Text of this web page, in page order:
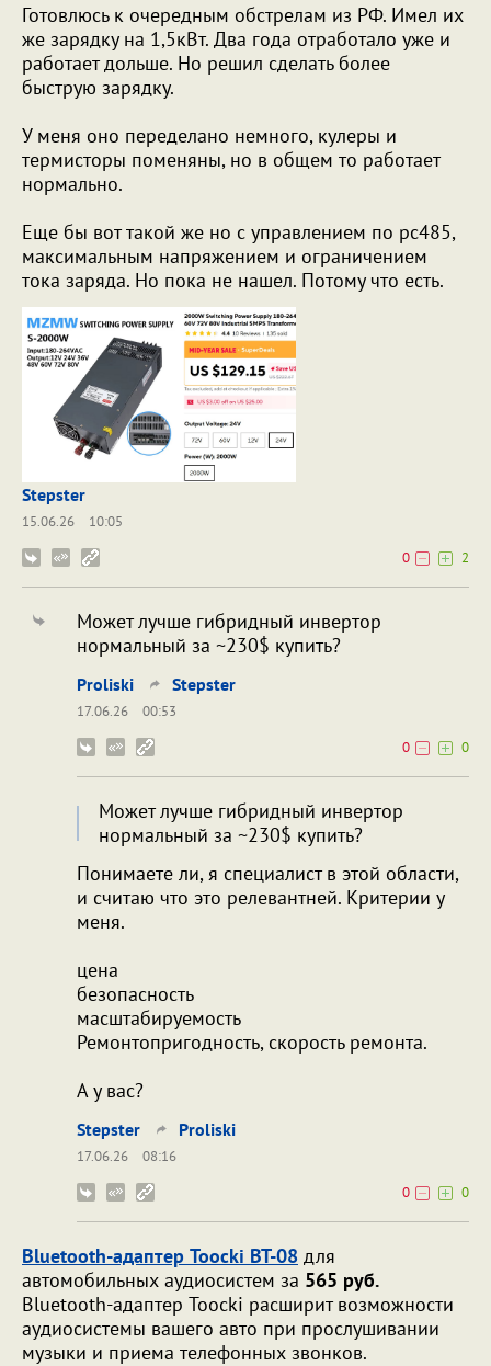
Готовлюсь к очередным обстрелам из РФ. Имел их
же зарядку на 1,5кВт. Два года отработало уже и
работает дольше. Но решил сделать более
быструю зарядку.
У меня оно переделано немного, кулеры и
термисторы поменяны, но в общем то работает
нормально.
Еще бы вот такой же но с управлением по рс485,
максимальным напряжением и ограничением
тока заряда. Но пока не нашел. Потому что есть.
Stepster
15.06.26
10:05
0
2
Может лучше гибридный инвертор
нормальный за ~230$ купить?
Proliski Stepster
17.06.26
00:53
0
0
Может лучше гибридный инвертор
нормальный за ~230$ купить?
Понимаете ли, я специалист в этой области,
и считаю что это релевантней. Критерии у
меня.
цена
безопасность
масштабируемость
Ремонтопригодность, скорость ремонта.
А у вас?
Stepster Proliski
17.06.26
08:16
0
0
Bluetooth-адаптер Toocki BT-08 для
автомобильных аудиосистем за 565 руб.
Bluetooth-адаптер Toocki расширит возможности
аудиосистемы вашего авто при прослушивании
музыки и приема телефонных звонков.